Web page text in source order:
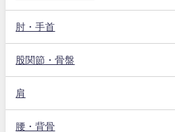
肘・手首
股関節・骨盤
肩
腰・背骨